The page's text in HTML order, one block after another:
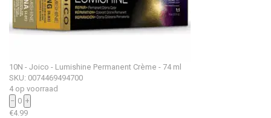
10N - Joico - Lumishine Permanent Crème - 74 ml
SKU: 0074469494700
4 op voorraad
− 0 +
€4.99